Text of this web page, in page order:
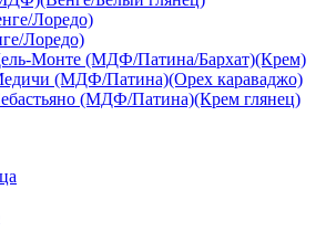
Лоредо)
Лоредо)
Монте (МДФ/Патина/Бархат)(Крем)
(МДФ/Патина)(Орех караваджо)
(МДФ/Патина)(Крем глянец)